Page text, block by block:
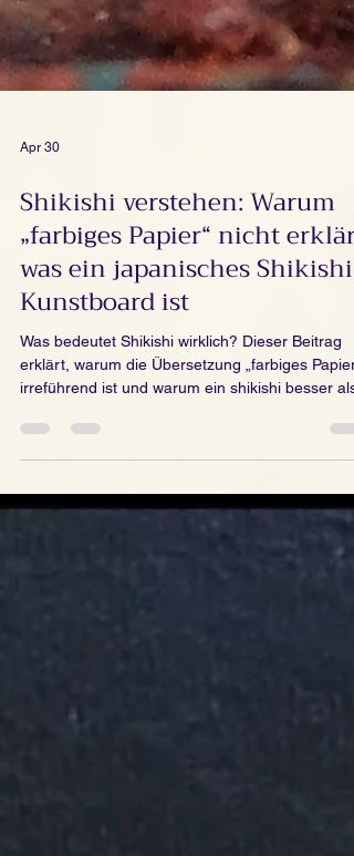
Shikishi verstehen: Warum
„farbiges Papier“ nicht erklärt,
was ein japanisches Shikishi-
Kunstboard ist
Was bedeutet Shikishi wirklich? Dieser Beitrag
erklärt, warum die Übersetzung „farbiges Papier“
werden sollte.